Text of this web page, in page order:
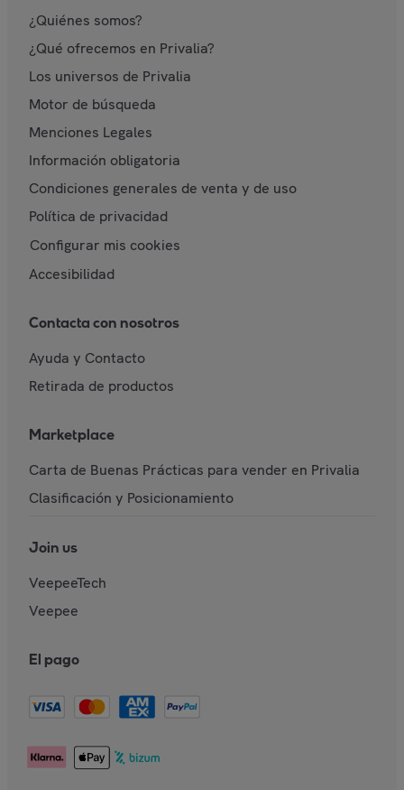
¿Quiénes somos?
¿Qué ofrecemos en Privalia?
Los universos de Privalia
Motor de búsqueda
Menciones Legales
Información obligatoria
Condiciones generales de venta y de uso
Política de privacidad
Configurar mis cookies
Accesibilidad
Contacta con nosotros
Ayuda y Contacto
Retirada de productos
Marketplace
Carta de Buenas Prácticas para vender en Privalia
Clasificación y Posicionamiento
Join us
VeepeeTech
Veepee
El pago